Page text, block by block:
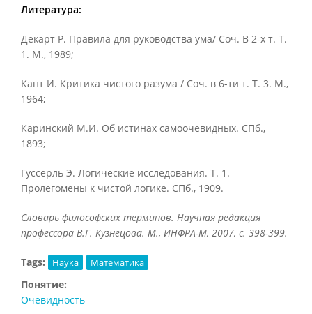
Литература:
Декарт Р. Правила для руководства ума/ Соч. В 2-х т. Т.
1. М., 1989;
Кант И. Критика чистого разума / Соч. в 6-ти т. Т. 3. М.,
1964;
Каринский М.И. Об истинах самоочевидных. СПб.,
1893;
Гуссерль Э. Логические исследования. Т. 1.
Пролегомены к чистой логике. СПб., 1909.
Словарь философских терминов. Научная редакция
профессора В.Г. Кузнецова. М., ИНФРА-М, 2007, с. 398-399.
Tags: Наука Математика
Понятие:
Очевидность